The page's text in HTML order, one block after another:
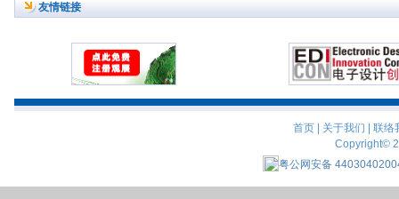
友情链接
首页 关于我们
联络
Copyright©
粤公网安备